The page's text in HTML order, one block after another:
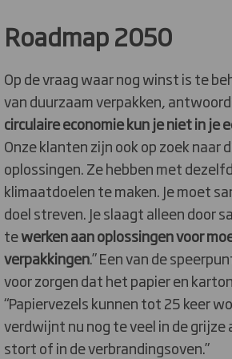
Roadmap 2050
Op de vraag waar nog winst is te
van duurzaam verpakken,
circulaire economie kun je niet in je
Onze klanten zijn ook op zoek naar
oplossingen. Ze hebben met
klimaatdoelen te maken. Je moet
doel streven. Je slaagt alleen door
tewerken aan oplossingen voor
verpakkingen.” Een van de
voor zorgen dat het papier en
“Papiervezels kunnen tot 25 keer
verdwijnt nu nog te veel in de
stort of in de verbrandingsoven.”